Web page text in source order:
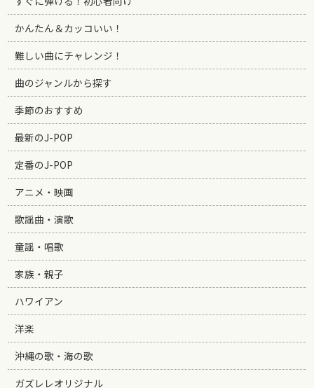
かんたん＆カッコいい！
難しい曲にチャレンジ！
曲のジャンルから探す
季節のおすすめ
最新のJ-POP
定番のJ-POP
アニメ・映画
歌謡曲・演歌
童謡・唱歌
家族・親子
ハワイアン
洋楽
沖縄の歌・海の歌
ガズレレオリジナル